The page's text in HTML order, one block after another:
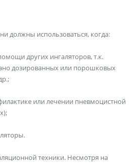
должны использоваться, когда:
других ингаляторов, т.к.
дозированных или порошковых
или лечении пневмоцистной
техники. Несмотря на